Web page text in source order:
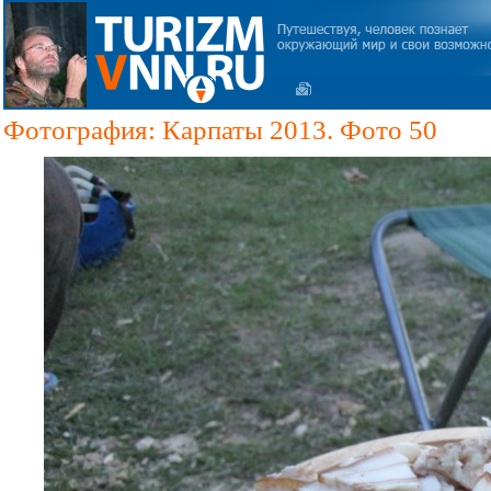
Фотография: Карпаты 2013. Фото 50